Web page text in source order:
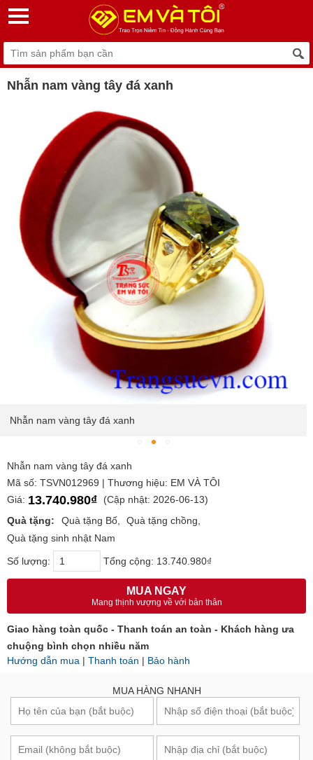
Nhẫn nam vàng tây đá xanh
Nhẫn nam vàng tây đá xanh
Nhẫn nam vàng tây đá xanh
Mã số: TSVN012969 | Thương hiệu: EM VÀ TÔI
Giá: 13.740.980₫
(Cập nhật: 2026-06-13)
Quà tặng:
Quà tặng Bố
Quà tặng chồng
Quà tặng sinh nhật Nam
Số lượng: Tổng cộng: 13.740.980₫
MUA NGAY
Mang thịnh vượng về với bản thân
Giao hàng toàn quốc - Thanh toán an toàn - Khách hàng ưa
chuộng bình chọn nhiều năm
Hướng dẫn mua | Thanh toán | Bảo hành
MUA HÀNG NHANH